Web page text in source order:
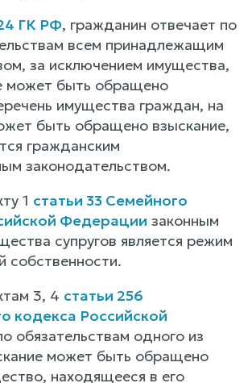
ГК РФ, гражданин отвечает по
всем принадлежащим
за исключением имущества,
может быть обращено
имущества граждан, на
быть обращено взыскание,
гражданским
законодательством.
1 статьи 33 Семейного
Федерации законным
супругов является режим
собственности.
3, 4 статьи 256
кодекса Российской
обязательствам одного из
может быть обращено
находящееся в его